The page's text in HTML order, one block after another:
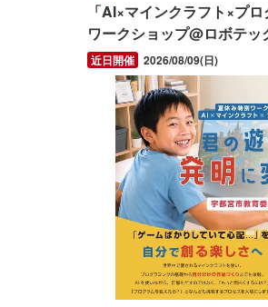
「AI×マインクラフト×プ
ワークショップ@ロボテッ
2026/08/09(日)